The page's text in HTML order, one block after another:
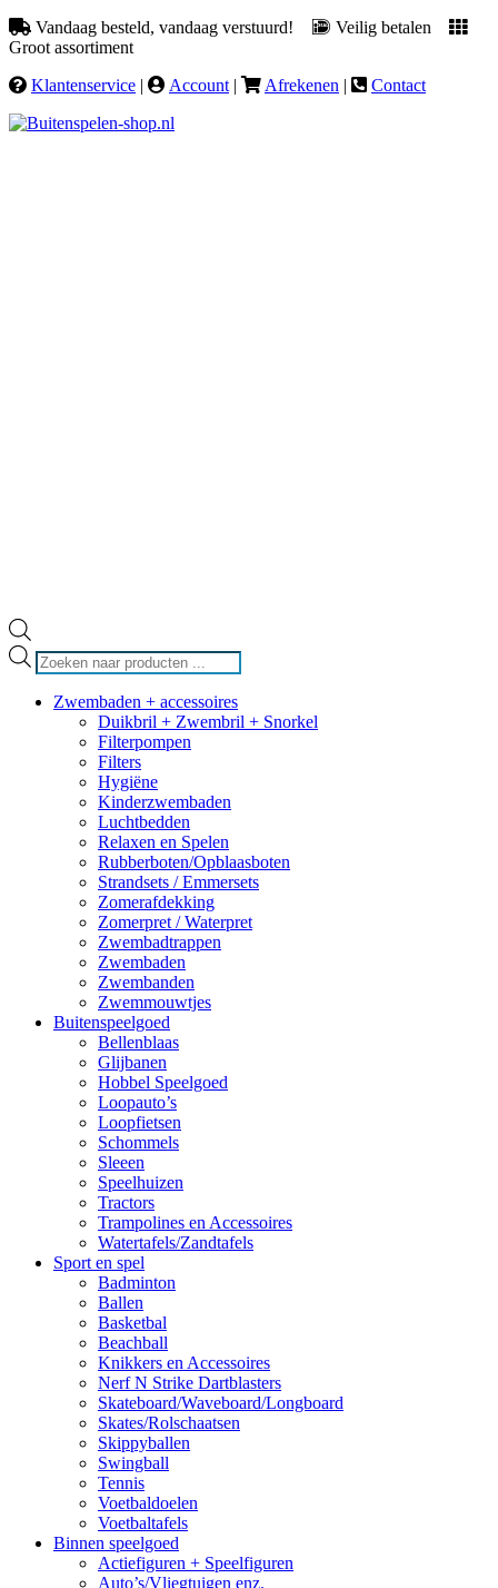
Vandaag besteld, vandaag verstuurd!
Veilig betalen
Groot assortiment
Klantenservice | Account | Afrekenen | Contact
Producten
zoeken
Zwembaden + accessoires
Duikbril + Zwembril + Snorkel
Filterpompen
Filters
Hygiëne
Kinderzwembaden
Luchtbedden
Relaxen en Spelen
Rubberboten/Opblaasboten
Strandsets / Emmersets
Zomerafdekking
Zomerpret / Waterpret
Zwembadtrappen
Zwembaden
Zwembanden
Zwemmouwtjes
Buitenspeelgoed
Bellenblaas
Glijbanen
Hobbel Speelgoed
Loopauto’s
Loopfietsen
Schommels
Sleeen
Speelhuizen
Tractors
Trampolines en Accessoires
Watertafels/Zandtafels
Sport en spel
Badminton
Ballen
Basketbal
Beachball
Knikkers en Accessoires
Nerf N Strike Dartblasters
Skateboard/Waveboard/Longboard
Skates/Rolschaatsen
Skippyballen
Swingball
Tennis
Voetbaldoelen
Voetbaltafels
Binnen speelgoed
Actiefiguren + Speelfiguren
Auto’s/Vliegtuigen enz.